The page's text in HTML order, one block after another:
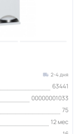
2-4 дня
63441
00000001033
75
12 мес